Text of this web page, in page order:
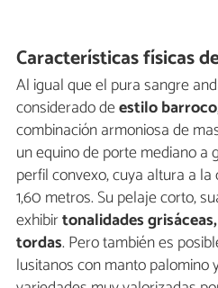
Características físicas
Al igual que el pura sangre
considerado deestilo barroco
combinación armoniosa de
un equino de porte mediano a
perfil convexo, cuya altura a
1,60 metros. Su pelaje corto,
exhibirtonalidades
tordas. Pero también es
lusitanos con manto palomino